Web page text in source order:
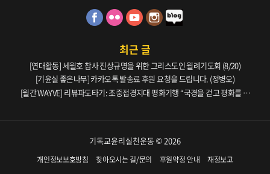
최근 글
[연대활동] 세월호 참사 진상규명을 위한 그리스도인 월례기도회 (8/20)
[기윤실 좋은나무] 카카오톡 발송료 후원 요청을 드립니다. (정병오)
[월간 WAYVE] 리뷰파도타기: 조중접경지대 평화기행 “국경을 걷고 평화를 생
기독교윤리실천운동 © 2026
개인정보보호방침 찾아오시는 길/문의 후원약정 안내 재정보고